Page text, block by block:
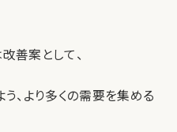
善案として、
、より多くの需要を集める